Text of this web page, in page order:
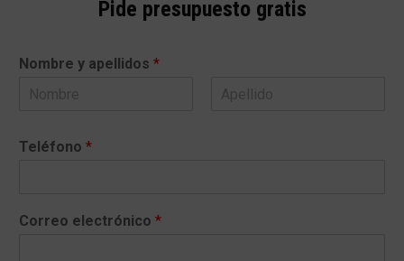
Pide presupuesto gratis
Nombre y apellidos *
o
m
Teléfono *
Correo electrónico *